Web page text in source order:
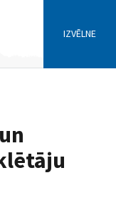
IZVĒLNE